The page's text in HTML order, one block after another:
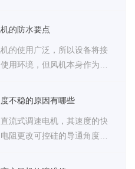
的防水要点
的使用广泛，所以设备将接
用环境，但风机本身作为电
不稳的原因有哪些
流式调速电机，其速度的快
阻更改可控硅的导通角度，